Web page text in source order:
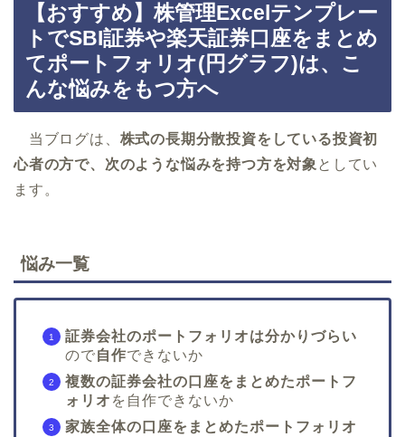
【おすすめ】株管理Excelテンプレー
トでSBI証券や楽天証券口座をまとめ
てポートフォリオ(円グラフ)は、こ
んな悩みをもつ方へ
当ブログは、 株式の長期分散投資をしている投資初
心者の方で、次のような悩みを持つ方を対象 としてい
ます。
悩み一覧
証券会社のポートフォリオは分かりづらい
ので自作できないか
複数の証券会社の口座をまとめたポートフ
ォリオ を自作できないか
家族全体の口座をまとめたポートフォリオ